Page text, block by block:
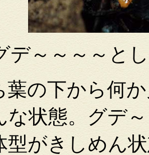
デ～～～～と
の下から何
な状態。グデ
型がきしめん